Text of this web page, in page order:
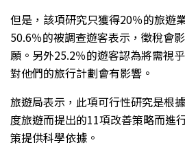
但是，該項研究只獲得20％的旅遊
50.6％的被調查遊客表示，徵稅會
願。另外25.2％的遊客認為將需視
對他們的旅行計劃會有影響。
旅遊局表示，此項可行性研究是根
度旅遊而提出的11項改善策略而進
策提供科學依據。